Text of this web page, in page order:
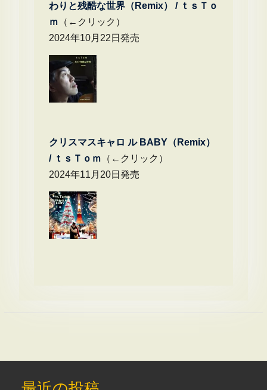
わりと残酷な世界（Remix） / ｔｓＴｏ
ｍ （←クリック）
2024年10月22日発売
クリスマスキャロ ル BABY（Remix）
/ ｔｓＴｏｍ （←クリック）
2024年11月20日発売